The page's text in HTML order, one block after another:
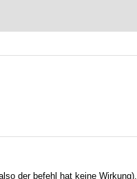
der befehl hat keine Wirkung).